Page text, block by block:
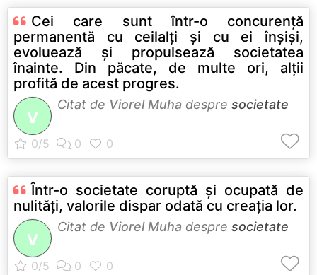
Cei care sunt într-o concurenţă
permanentă cu ceilalţi şi cu ei înşişi,
evoluează şi propulsează societatea
înainte. Din păcate, de multe ori, alţii
profită de acest progres.
V
Citat de Viorel Muha despre societate
Într-o societate coruptă şi ocupată de
nulităţi, valorile dispar odată cu creaţia lor.
V
Citat de Viorel Muha despre societate